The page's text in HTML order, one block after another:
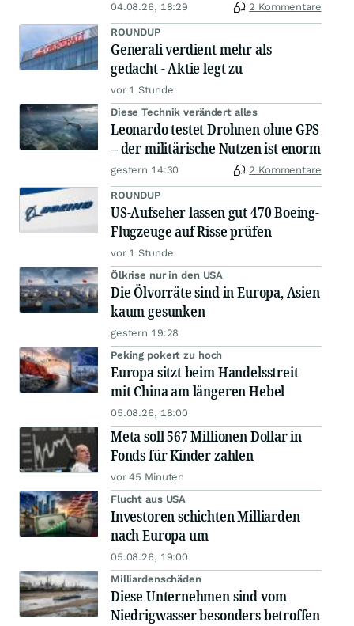
04.08.26, 18:29 2 Kommentare
ROUNDUP
Generali verdient mehr als
gedacht - Aktie legt zu
vor 1 Stunde
Diese Technik verändert alles
Leonardo testet Drohnen ohne GPS
– der militärische Nutzen ist enorm
gestern 14:30 2 Kommentare
ROUNDUP
US-Aufseher lassen gut 470 Boeing-
Flugzeuge auf Risse prüfen
vor 1 Stunde
Ölkrise nur in den USA
Die Ölvorräte sind in Europa, Asien
kaum gesunken
gestern 19:28
Peking pokert zu hoch
Europa sitzt beim Handelsstreit
mit China am längeren Hebel
05.08.26, 18:00
Meta soll 567 Millionen Dollar in
Fonds für Kinder zahlen
vor 45 Minuten
Flucht aus USA
Investoren schichten Milliarden
nach Europa um
05.08.26, 19:00
Milliardenschäden
Diese Unternehmen sind vom
Niedrigwasser besonders betroffen